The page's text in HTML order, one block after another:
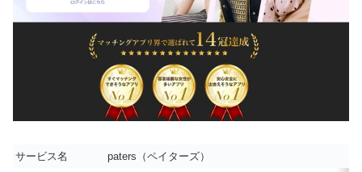
サービス名
paters（ペイターズ）